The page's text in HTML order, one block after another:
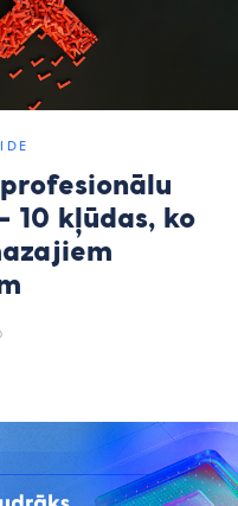
10 kļūdas, ko